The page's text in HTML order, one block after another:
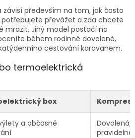
p
r
v
k
y
ý
s
u
především na tom, jak často
převážet a zda chcete
mrazit. Jiný model postačí na
během rodinné dovolené,
cestování karavanem.
termoelektrická
box
a občasné
Dovolená,